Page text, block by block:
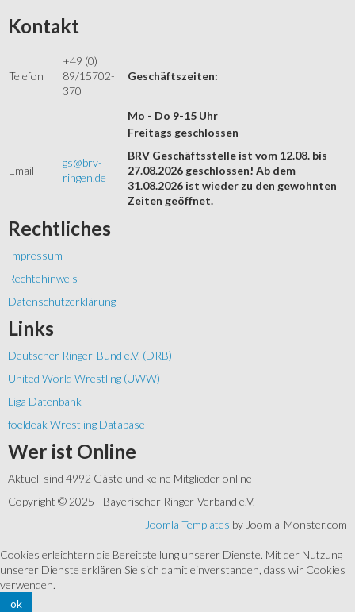
Kontakt
Telefon
+49 (0)
89/15702-
370
Geschäftszeiten:
Mo - Do 9-15 Uhr
Email
gs@brv-
ringen.de
Freitags geschlossen
BRV Geschäftsstelle ist vom 12.08. bis
27.08.2026 geschlossen! Ab dem
31.08.2026 ist wieder zu den gewohnten
Zeiten geöffnet.
Rechtliches
Impressum
Rechtehinweis
Datenschutzerklärung
Links
Deutscher Ringer-Bund e.V. (DRB)
United World Wrestling (UWW)
Liga Datenbank
foeldeak Wrestling Database
Wer ist Online
Aktuell sind 4992 Gäste und keine Mitglieder online
Copyright © 2025 - Bayerischer Ringer-Verband e.V.
Joomla Templates by Joomla-Monster.com
Cookies erleichtern die Bereitstellung unserer Dienste. Mit der Nutzung
unserer Dienste erklären Sie sich damit einverstanden, dass wir Cookies
verwenden.
ok